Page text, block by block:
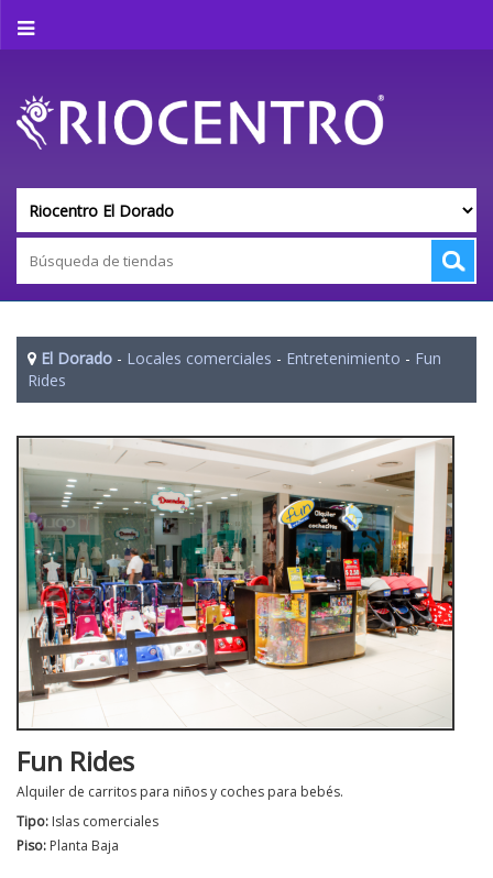
El Dorado - Locales comerciales - Entretenimiento - Fun
Rides
Fun Rides
Alquiler de carritos para niños y coches para bebés.
Tipo: Islas comerciales
Piso: Planta Baja